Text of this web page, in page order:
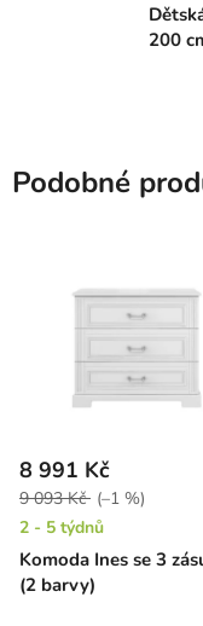
200
Podobné
Komoda Ines se 3
(2 barvy)
8 991 Kč
9 093 Kč (–1 %)
2 - 5 týdnů